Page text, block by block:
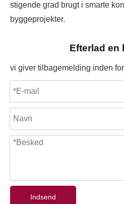
stigende grad brugt i smarte
byggeprojekter.
Efterlad en
vi giver tilbagemelding inden
Indsend